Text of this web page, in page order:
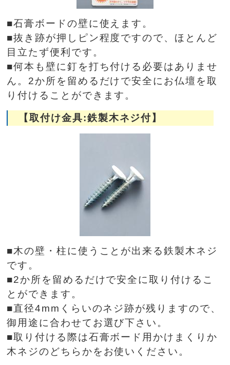
■石膏ボードの壁に使えます。
■抜き跡が押しピン程度ですので、ほとんど
目立たず便利です。
■何本も壁に釘を打ち付ける必要はありませ
ん。2か所を留めるだけで安全にお仏壇を取
り付けることができます。
【取付け金具:鉄製木ネジ付】
■木の壁・柱に使うことが出来る鉄製木ネジ
です。
■2か所を留めるだけで安全に取り付けるこ
とができます。
■直径4mmくらいのネジ跡が残りますので、
御用途に合わせてお選び下さい。
■取り付ける際は石膏ボード用かけまくりか
木ネジのどちらかをお使いください。